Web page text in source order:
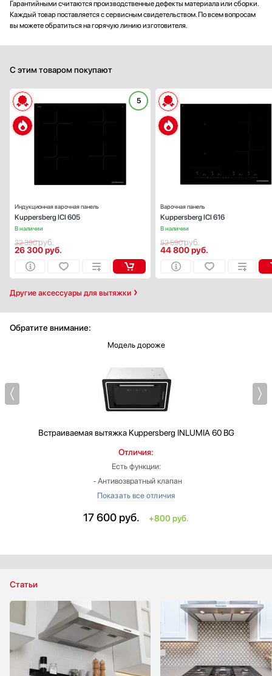
Гарантийными считаются производственные дефекты материала или сборки.
Каждый товар поставляется с сервисным свидетельством. По всем вопросам
вы можете обратиться на горячую линию изготовителя.
С этим товаром покупают
Другие аксессуары для вытяжки
5
В наличии
Индукционная варочная панель
Kuppersberg ICI 605
Габариты (ВхШхГ), см:
Цвет :
32 390руб.
26 300руб.
В наличии
Варочная панель
Kuppersberg ICI 616
52 590руб.
44 800руб.
Обратите внимание:
Модель дороже
Встраиваемая вытяжкаKuppersberg INLUMIA 60 BG
Отличия:
Есть функции:
‐ Антивозвратный клапан
Высота: больше на 4.8 см
Цвет: черный
Глубина: больше на 1 см
17 600 руб. +800 руб.
Статьи